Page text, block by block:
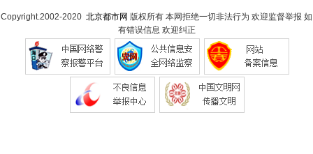
Copyright.2002-2020 北京都市网 版权所有 本网拒绝一切非法行为 欢迎监督举报 如
有错误信息 欢迎纠正